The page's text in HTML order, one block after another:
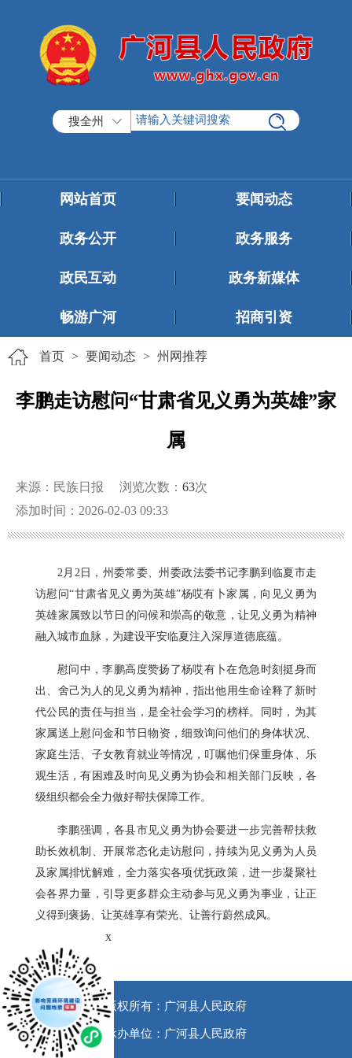
搜全州
网站首页 要闻动态
政务公开 政务服务
政民互动 政务新媒体
畅游广河 招商引资
首页 > 要闻动态 > 州网推荐
李鹏走访慰问“甘肃省见义勇为英雄”家
属
来源：民族日报 浏览次数： 63次
添加时间：2026-02-03 09:33
2月2日，州委常委、州委政法委书记李鹏到临夏市走
访慰问“甘肃省见义勇为英雄”杨哎有卜家属，向见义勇为
英雄家属致以节日的问候和崇高的敬意，让见义勇为精神
融入城市血脉，为建设平安临夏注入深厚道德底蕴。
慰问中，李鹏高度赞扬了杨哎有卜在危急时刻挺身而
出、舍己为人的见义勇为精神，指出他用生命诠释了新时
代公民的责任与担当，是全社会学习的榜样。同时，为其
家属送上慰问金和节日物资，细致询问他们的身体状况、
家庭生活、子女教育就业等情况，叮嘱他们保重身体、乐
观生活，有困难及时向见义勇为协会和相关部门反映，各
级组织都会全力做好帮扶保障工作。
李鹏强调，各县市见义勇为协会要进一步完善帮扶救
助长效机制、开展常态化走访慰问，持续为见义勇为人员
及家属排忧解难，全力落实各项优抚政策，进一步凝聚社
会各界力量，引导更多群众主动参与见义勇为事业，让正
义得到褒扬、让英雄享有荣光、让善行蔚然成风。
版权所有：广河县人民政府
承办单位：广河县人民政府
x